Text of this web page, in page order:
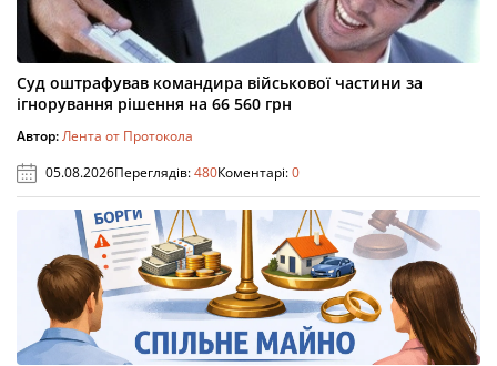
Суд оштрафував командира військової частини за
ігнорування рішення на 66 560 грн
Автор:Лента от Протокола
05.08.2026Переглядів:480Коментарі:0